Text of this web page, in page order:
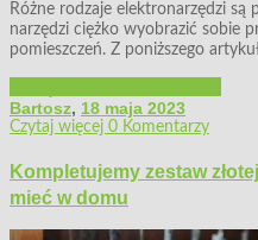
Różne rodzaje elektronarzędzi
narzędzi ciężko wyobrazić sobie
pomieszczeń. Z poniższego
Bartosz, 18 maja 2023
Czytaj więcej 0 Komentarzy
Kompletujemy zestaw
mieć w domu